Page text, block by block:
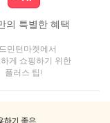
의 특별한 혜택
민턴마켓에서
게 쇼핑하기 위한
플러스 팁!